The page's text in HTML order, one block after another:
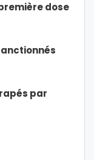
dose
par